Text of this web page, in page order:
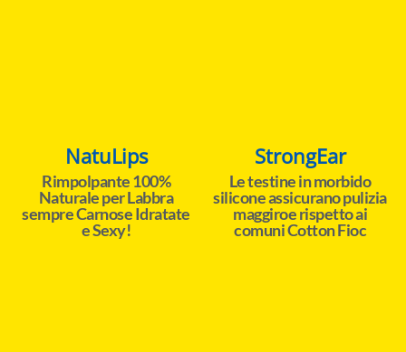
NatuLips
Rimpolpante 100%
Naturale per Labbra
sempre Carnose Idratate
e Sexy!
StrongEar
Le testine in morbido
silicone assicurano pulizia
maggiroe rispetto ai
comuni Cotton Fioc